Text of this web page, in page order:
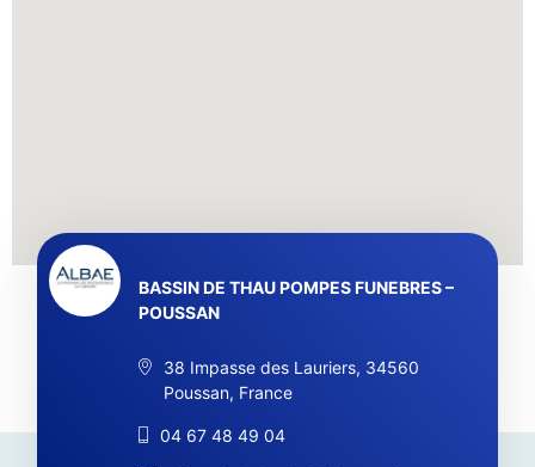
BASSIN DE THAU POMPES FUNEBRES –
POUSSAN
38 Impasse des Lauriers, 34560
Poussan, France
04 67 48 49 04